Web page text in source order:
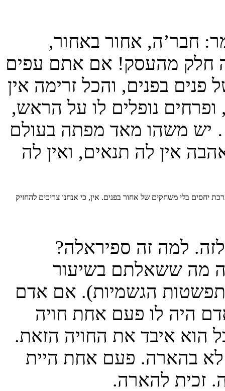
חבר’ה, אחור באחור,
זה חלק מהעסק! אם אתם עפים
פנים בפנים, והכל זרימה אין
נופלים לו על הראש,
יש משהו מאד מפתה בעולם
אין לה תנאים, ואין לה
יחסים בלי משחקים של אחור בפנים. אין, כי אנחנו צריכים להחזיק
למה זה ספיראלה?
מה ששאלתם בשיעור
הגשמיות). אם אדם
היה לו פעם אחת חויה
הוא איבד את החויה הזאת.
בהארה. פעם אחת היית
זכית להארה.